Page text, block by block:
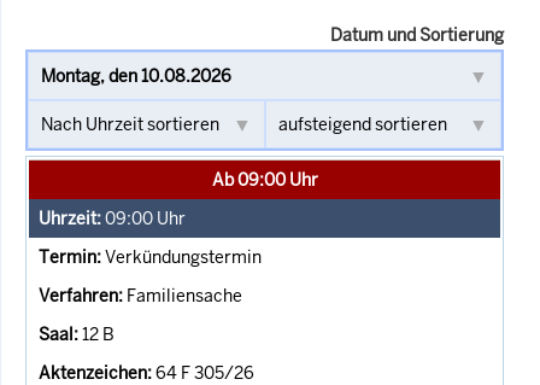
Datum und Sortierung
Ab 09:00 Uhr
09:00 Uhr
Verkündungstermin
Familiensache
12 B
64 F 305/26